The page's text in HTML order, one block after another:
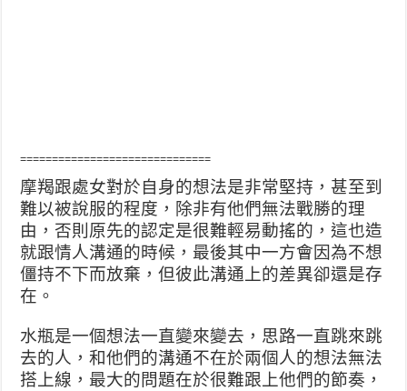
==============================
摩羯跟處女對於自身的想法是非常堅持，甚至到
難以被說服的程度，除非有他們無法戰勝的理
由，否則原先的認定是很難輕易動搖的，這也造
就跟情人溝通的時候，最後其中一方會因為不想
僵持不下而放棄，但彼此溝通上的差異卻還是存
在。
水瓶是一個想法一直變來變去，思路一直跳來跳
去的人，和他們的溝通不在於兩個人的想法無法
搭上線，最大的問題在於很難跟上他們的節奏，